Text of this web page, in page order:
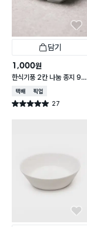
담기
1,000원
한식기풍 2칸 나눔 종지 9 c
m
택배배송매장픽업
별점 5.0점 27
건 작성